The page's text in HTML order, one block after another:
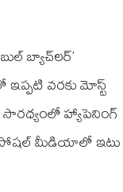
బ్యాచ్‌లర్’
వరకు మోస్ట్
సార‌ధ్యంలో హ్యాపెనింగ్
సోషల్ మీడియాలో ఇటు